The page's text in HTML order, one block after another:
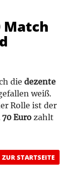
Match
die dezente
weiß.
Rolle ist der
Euro zahlt
ZUR STARTSEITE